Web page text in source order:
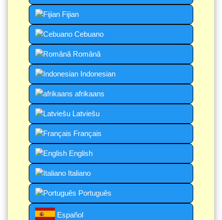
Fijian
Cebuano
Română
Indonesian
afrikaans
Latviešu
Français
English
Italiano
Português
Español